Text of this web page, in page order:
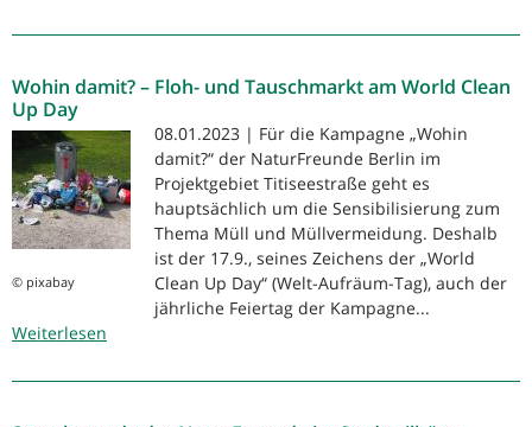
und
Wohin damit? – Floh- und Tauschmarkt am World Clean
Up Day
© pixabay
08.01.2023 | Für die Kampagne „Wohin
damit?“ der NaturFreunde Berlin im
Projektgebiet Titiseestraße geht es
hauptsächlich um die Sensibilisierung zum
Thema Müll und Müllvermeidung. Deshalb
ist der 17.9., seines Zeichens der „World
Clean Up Day“ (Welt-Aufräum-Tag), auch der
jährliche Feiertag der Kampagne...
Weiterlesen
damit?